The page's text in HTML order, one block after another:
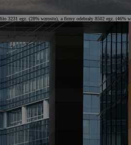
3231 egz. (28% wzrostu), a firmy odebrały 8502 egz. (46%